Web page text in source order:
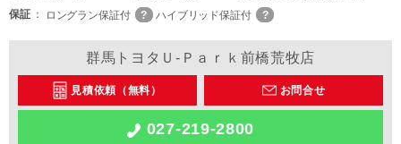
保証
ロングラン保証付 ハイブリッド保証付
群馬トヨタＵ-Ｐａｒｋ前橋荒牧店
見積依頼（無料） お問合せ
027-219-2800